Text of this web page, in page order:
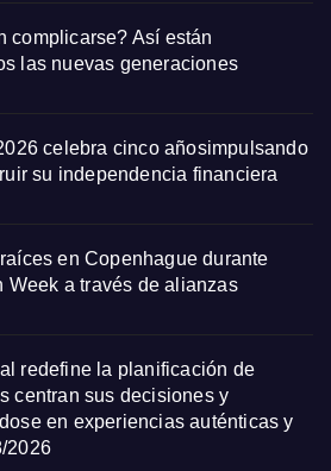
complicarse? Así están
las nuevas generaciones
celebra cinco añosimpulsando
su independencia financiera
en Copenhague durante
Week a través de alianzas
redefine la planificación de
centran sus decisiones y
en experiencias auténticas y
2026